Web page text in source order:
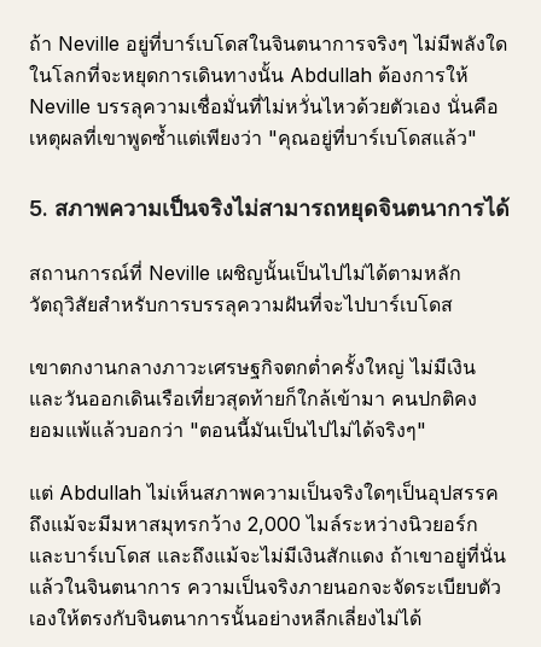
ถ้า Neville อยู่ที่บาร์เบโดสในจินตนาการจริงๆ ไม่มีพลังใด
ในโลกที่จะหยุดการเดินทางนั้น Abdullah ต้องการให้
Neville บรรลุความเชื่อมั่นที่ไม่หวั่นไหวด้วยตัวเอง นั่นคือ
เหตุผลที่เขาพูดซ้ำแต่เพียงว่า "คุณอยู่ที่บาร์เบโดสแล้ว"
5. สภาพความเป็นจริงไม่สามารถหยุดจินตนาการได้
สถานการณ์ที่ Neville เผชิญนั้นเป็นไปไม่ได้ตามหลัก
วัตถุวิสัยสำหรับการบรรลุความฝันที่จะไปบาร์เบโดส
เขาตกงานกลางภาวะเศรษฐกิจตกต่ำครั้งใหญ่ ไม่มีเงิน
และวันออกเดินเรือเที่ยวสุดท้ายก็ใกล้เข้ามา คนปกติคง
ยอมแพ้แล้วบอกว่า "ตอนนี้มันเป็นไปไม่ได้จริงๆ"
แต่ Abdullah ไม่เห็นสภาพความเป็นจริงใดๆเป็นอุปสรรค
ถึงแม้จะมีมหาสมุทรกว้าง 2,000 ไมล์ระหว่างนิวยอร์ก
และบาร์เบโดส และถึงแม้จะไม่มีเงินสักแดง ถ้าเขาอยู่ที่นั่น
แล้วในจินตนาการ ความเป็นจริงภายนอกจะจัดระเบียบตัว
เองให้ตรงกับจินตนาการนั้นอย่างหลีกเลี่ยงไม่ได้